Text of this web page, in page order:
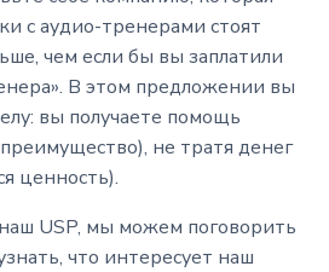
с аудио-тренерами стоят
чем если бы вы заплатили
В этом предложении вы
вы получаете помощь
не тратя денег
ценность).
USP, мы можем поговорить
что интересует наш